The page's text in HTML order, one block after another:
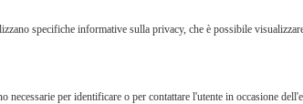
specifiche informative sulla privacy, che è possibile
per identificare o per contattare l'utente in occasione